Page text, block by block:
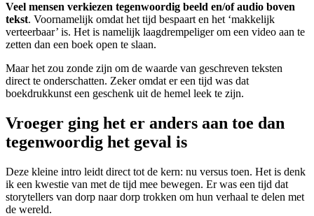
Veel mensen verkiezen tegenwoordig beeld en/of audio boven
tekst. Voornamelijk omdat het tijd bespaart en het ‘makkelijk
verteerbaar’ is. Het is namelijk laagdrempeliger om een video aan te
zetten dan een boek open te slaan.
Maar het zou zonde zijn om de waarde van geschreven teksten
direct te onderschatten. Zeker omdat er een tijd was dat
boekdrukkunst een geschenk uit de hemel leek te zijn.
Vroeger ging het er anders aan toe dan
tegenwoordig het geval is
Deze kleine intro leidt direct tot de kern: nu versus toen. Het is denk
ik een kwestie van met de tijd mee bewegen. Er was een tijd dat
storytellers van dorp naar dorp trokken om hun verhaal te delen met
de wereld.